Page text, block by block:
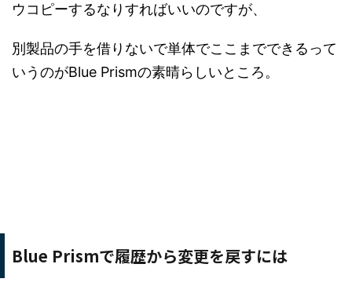
ウコピーするなりすればいいのですが、
別製品の手を借りないで単体でここまでできるって
いうのがBlue Prismの素晴らしいところ。
Blue Prismで履歴から変更を戻すには